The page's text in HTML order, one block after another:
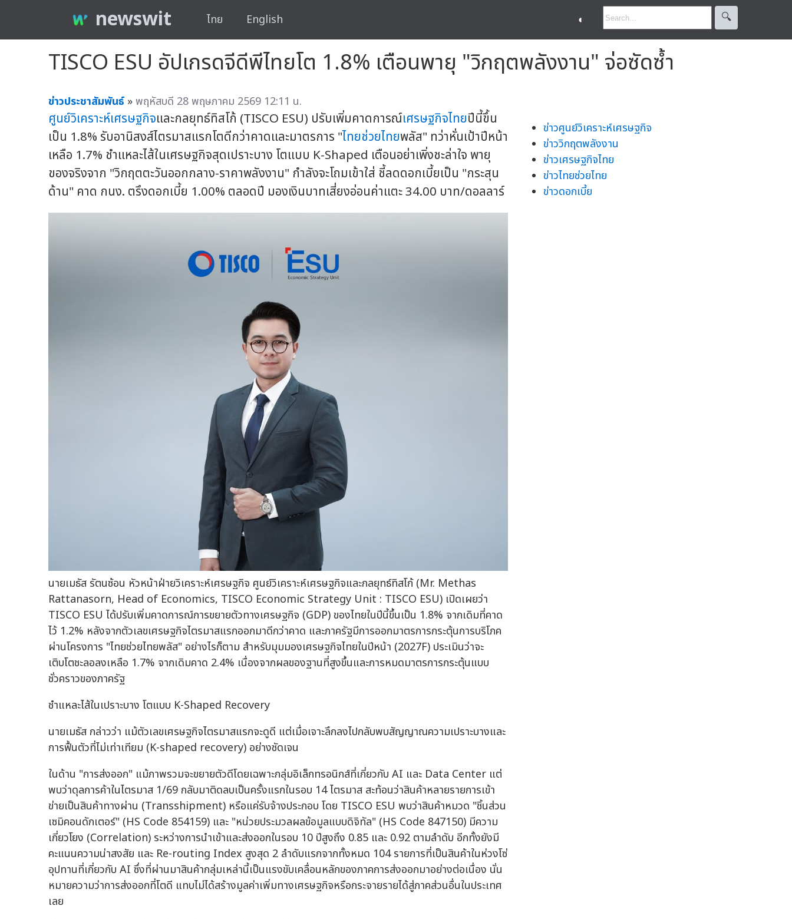
newswit ไทย English ◐ 🔍︎
TISCO ESU อัปเกรดจีดีพีไทยโต 1.8% เตือนพายุ "วิกฤตพลังงาน" จ่อซัดซ้ำ
ข่าวประชาสัมพันธ์ »พฤหัสบดี 28 พฤษภาคม 2569 12:11 น.
ศูนย์วิเคราะห์เศรษฐกิจและกลยุทธ์ทิสโก้ (TISCO ESU) ปรับเพิ่มคาดการณ์เศรษฐกิจไทยปีนี้ขึ้น
เป็น 1.8% รับอานิสงส์ไตรมาสแรกโตดีกว่าคาดและมาตรการ "ไทยช่วยไทยพลัส" ทว่าหั่นเป้าปีหน้า
เหลือ 1.7% ชำแหละไส้ในเศรษฐกิจสุดเปราะบาง โตแบบ K-Shaped เตือนอย่าเพิ่งชะล่าใจ พายุ
ของจริงจาก "วิกฤตตะวันออกกลาง-ราคาพลังงาน" กำลังจะโถมเข้าใส่ ชี้ลดดอกเบี้ยเป็น "กระสุน
ด้าน" คาด กนง. ตรึงดอกเบี้ย 1.00% ตลอดปี มองเงินบาทเสี่ยงอ่อนค่าแตะ 34.00 บาท/ดอลลาร์
นายเมธัส รัตนซ้อน หัวหน้าฝ่ายวิเคราะห์เศรษฐกิจ ศูนย์วิเคราะห์เศรษฐกิจและกลยุทธ์ทิสโก้ (Mr. Methas
Rattanasorn, Head of Economics, TISCO Economic Strategy Unit : TISCO ESU) เปิดเผยว่า
TISCO ESU ได้ปรับเพิ่มคาดการณ์การขยายตัวทางเศรษฐกิจ (GDP) ของไทยในปีนี้ขึ้นเป็น 1.8% จากเดิมที่คาด
ไว้ 1.2% หลังจากตัวเลขเศรษฐกิจไตรมาสแรกออกมาดีกว่าคาด และภาครัฐมีการออกมาตรการกระตุ้นการบริโภค
ผ่านโครงการ "ไทยช่วยไทยพลัส" อย่างไรก็ตาม สำหรับมุมมองเศรษฐกิจไทยในปีหน้า (2027F) ประเมินว่าจะ
เติบโตชะลอลงเหลือ 1.7% จากเดิมคาด 2.4% เนื่องจากผลของฐานที่สูงขึ้นและการหมดมาตรการกระตุ้นแบบ
ชั่วคราวของภาครัฐ
ชำแหละไส้ในเปราะบาง โตแบบ K-Shaped Recovery
นายเมธัส กล่าวว่า แม้ตัวเลขเศรษฐกิจไตรมาสแรกจะดูดี แต่เมื่อเจาะลึกลงไปกลับพบสัญญาณความเปราะบางและ
การฟื้นตัวที่ไม่เท่าเทียม (K-shaped recovery) อย่างชัดเจน
ในด้าน "การส่งออก" แม้ภาพรวมจะขยายตัวดีโดยเฉพาะกลุ่มอิเล็กทรอนิกส์ที่เกี่ยวกับ AI และ Data Center แต่
พบว่าดุลการค้าในไตรมาส 1/69 กลับมาติดลบเป็นครั้งแรกในรอบ 14 ไตรมาส สะท้อนว่าสินค้าหลายรายการเข้า
ข่ายเป็นสินค้าทางผ่าน (Transshipment) หรือแค่รับจ้างประกอบ โดย TISCO ESU พบว่าสินค้าหมวด "ชิ้นส่วน
เซมิคอนดักเตอร์" (HS Code 854159) และ "หน่วยประมวลผลข้อมูลแบบดิจิทัล" (HS Code 847150) มีความ
เกี่ยวโยง (Correlation) ระหว่างการนำเข้าและส่งออกในรอบ 10 ปีสูงถึง 0.85 และ 0.92 ตามลำดับ อีกทั้งยังมี
คะแนนความน่าสงสัย และ Re-routing Index สูงสุด 2 ลำดับแรกจากทั้งหมด 104 รายการที่เป็นสินค้าในห่วงโซ่
อุปทานที่เกี่ยวกับ AI ซึ่งที่ผ่านมาสินค้ากลุ่มเหล่านี้เป็นแรงขับเคลื่อนหลักของภาคการส่งออกมาอย่างต่อเนื่อง นั่น
หมายความว่าการส่งออกที่โตดี แทบไม่ได้สร้างมูลค่าเพิ่มทางเศรษฐกิจหรือกระจายรายได้สู่ภาคส่วนอื่นในประเทศ
เลย
ข่าวศูนย์วิเคราะห์เศรษฐกิจ
ข่าววิกฤตพลังงาน
ข่าวเศรษฐกิจไทย
ข่าวไทยช่วยไทย
ข่าวดอกเบี้ย